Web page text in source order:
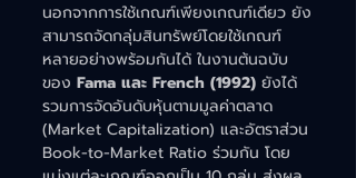
นอกจากการใช้เกณฑ์เพียงเกณฑ์เดียว ยัง
สามารถจัดกลุ่มสินทรัพย์โดยใช้เกณฑ์
หลายอย่างพร้อมกันได้ ในงานต้นฉบับ
ของ Fama และ French (1992) ยังได้
รวมการจัดอันดับหุ้นตามมูลค่าตลาด
(Market Capitalization) และอัตราส่วน
Book-to-Market Ratio ร่วมกัน โดย